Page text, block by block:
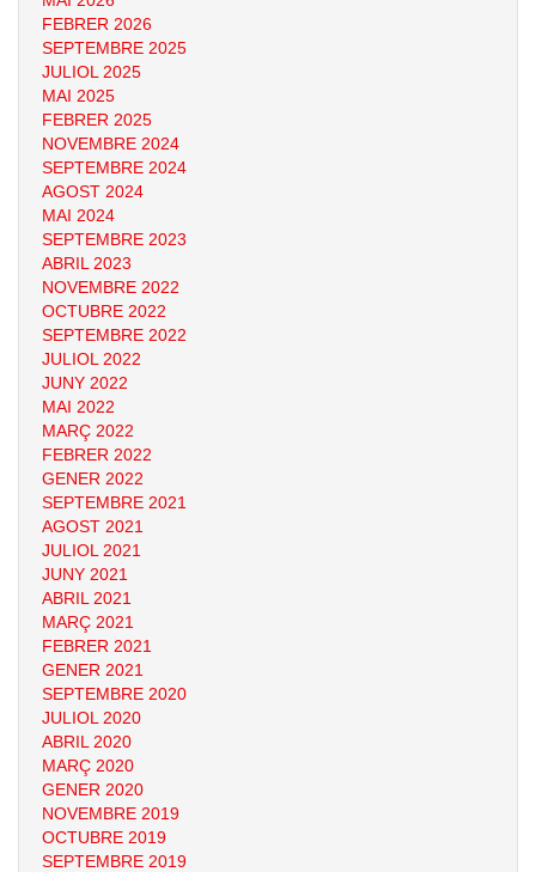
FEBRER 2026
SEPTEMBRE 2025
JULIOL 2025
MAI 2025
FEBRER 2025
NOVEMBRE 2024
SEPTEMBRE 2024
AGOST 2024
MAI 2024
SEPTEMBRE 2023
ABRIL 2023
NOVEMBRE 2022
OCTUBRE 2022
SEPTEMBRE 2022
JULIOL 2022
JUNY 2022
MAI 2022
MARÇ 2022
FEBRER 2022
GENER 2022
SEPTEMBRE 2021
AGOST 2021
JULIOL 2021
JUNY 2021
ABRIL 2021
MARÇ 2021
FEBRER 2021
GENER 2021
SEPTEMBRE 2020
JULIOL 2020
ABRIL 2020
MARÇ 2020
GENER 2020
NOVEMBRE 2019
OCTUBRE 2019
SEPTEMBRE 2019